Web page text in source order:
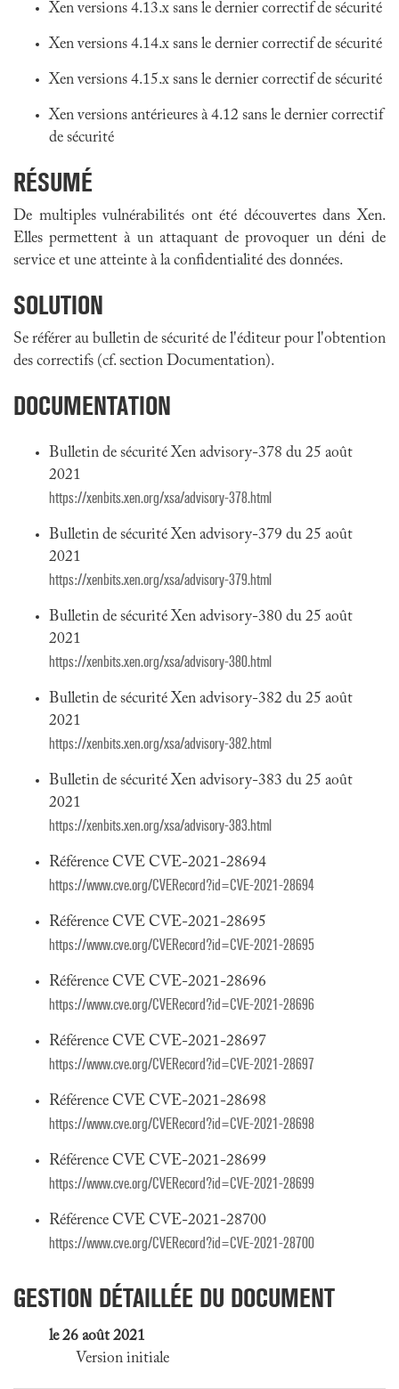
Xen versions 4.13.x sans le dernier correctif de sécurité
Xen versions 4.14.x sans le dernier correctif de sécurité
Xen versions 4.15.x sans le dernier correctif de sécurité
Xen versions antérieures à 4.12 sans le dernier correctif
de sécurité
RÉSUMÉ
De multiples vulnérabilités ont été découvertes dans Xen.
Elles permettent à un attaquant de provoquer un déni de
service et une atteinte à la confidentialité des données.
SOLUTION
Se référer au bulletin de sécurité de l'éditeur pour l'obtention
des correctifs (cf. section Documentation).
DOCUMENTATION
Bulletin de sécurité Xen advisory-378 du 25 août
2021
https://xenbits.xen.org/xsa/advisory-378.html
Bulletin de sécurité Xen advisory-379 du 25 août
2021
https://xenbits.xen.org/xsa/advisory-379.html
Bulletin de sécurité Xen advisory-380 du 25 août
2021
https://xenbits.xen.org/xsa/advisory-380.html
Bulletin de sécurité Xen advisory-382 du 25 août
2021
https://xenbits.xen.org/xsa/advisory-382.html
Bulletin de sécurité Xen advisory-383 du 25 août
2021
https://xenbits.xen.org/xsa/advisory-383.html
Référence CVE CVE-2021-28694
https://www.cve.org/CVERecord?id=CVE-2021-28694
Référence CVE CVE-2021-28695
https://www.cve.org/CVERecord?id=CVE-2021-28695
Référence CVE CVE-2021-28696
https://www.cve.org/CVERecord?id=CVE-2021-28696
Référence CVE CVE-2021-28697
https://www.cve.org/CVERecord?id=CVE-2021-28697
Référence CVE CVE-2021-28698
https://www.cve.org/CVERecord?id=CVE-2021-28698
Référence CVE CVE-2021-28699
https://www.cve.org/CVERecord?id=CVE-2021-28699
Référence CVE CVE-2021-28700
https://www.cve.org/CVERecord?id=CVE-2021-28700
GESTION DÉTAILLÉE DU DOCUMENT
le 26 août 2021
Version initiale